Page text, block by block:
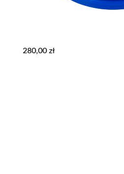
280,00 zł